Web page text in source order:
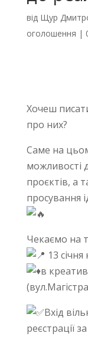
від Щур
оголошення |
Хочеш
про них?
Саме на
можливості
проєктів, а
просування
Чекаємо на
13
в
Вхід
реєстрації